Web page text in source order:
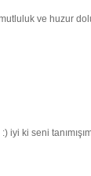
ve huzur
ki seni